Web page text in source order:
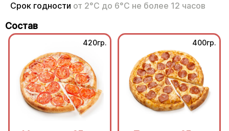
Срок годности от 2°С до 6°С не более 12 часов
Состав
420гр. 400гр.